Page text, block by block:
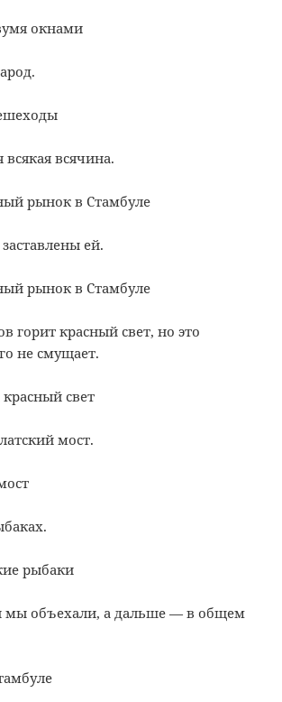
всякая всячина.
ей.
горит красный свет, но это
не смущает.
мост.
мы объехали, а дальше — в общем